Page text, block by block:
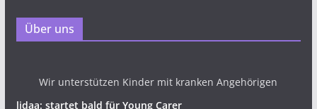
Über uns
Wir unterstützen Kinder mit kranken Angehörigen
lidaa: startet bald für Young Carer